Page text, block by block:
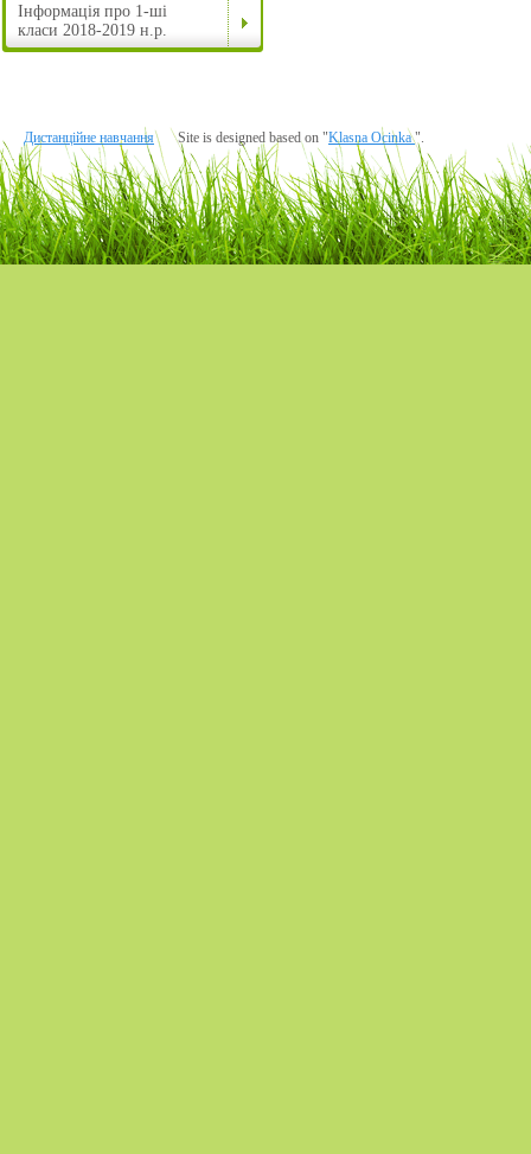
Інформація про 1-ші
класи 2018-2019 н.р.
Дистанційне навчання Site is designed based on "Klasna Ocinka".